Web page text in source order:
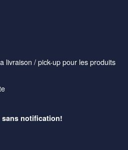
livraison / pick-up pour les produits
sans notification!